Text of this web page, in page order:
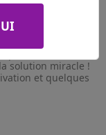
qui vous
solution miracle !
et quelques